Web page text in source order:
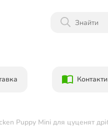
на бонусний рахунок при
Контакти
Puppy Mini для цуценят